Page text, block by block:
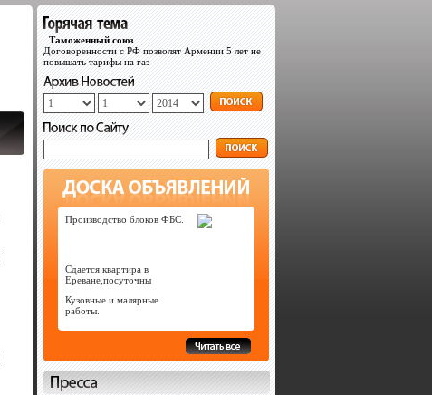
Таможенный союз
Договоренности с РФ позволят Армении 5 лет не
повышать тарифы на газ
Производство блоков ФБС.
Сдается квартира в
Ереване,посуточны
Кузовные и малярные
работы.